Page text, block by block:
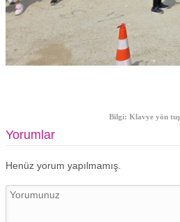
Bilgi: Klavye yön
Yorumlar
Henüz yorum yapılmamış.